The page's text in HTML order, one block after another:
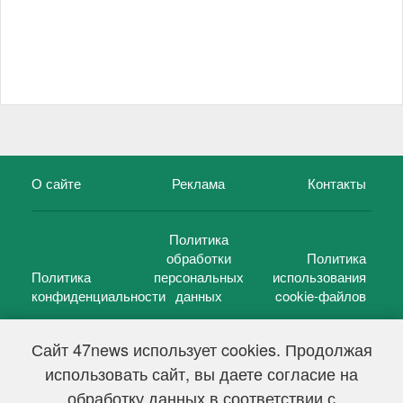
Сайт 47news использует cookies. Продолжая
использовать сайт, вы даете согласие на
обработку данных в соответствии с
О сайте Реклама Контакты
Политика
конфиденциальности
Политика
обработки
персональных
данных
Политика
использования
cookie-файлов
47 новостей (47 news)2005 — 2026 г.
Свидетельство о регистрации СМИ Эл № ФС 77-39848, выдано